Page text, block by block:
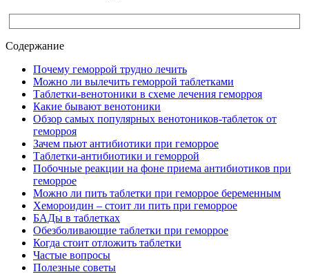
Содержание
Почему геморрой трудно лечить
Можно ли вылечить геморрой таблетками
Таблетки-венотоники в схеме лечения геморроя
Какие бывают венотоники
Обзор самых популярных венотоников-таблеток от
геморроя
Зачем пьют антибиотики при геморрое
Таблетки-антибиотики и геморрой
Побочные реакции на фоне приема антибиотиков при
геморрое
Можно ли пить таблетки при геморрое беременным
Хемороидин – стоит ли пить при геморрое
БАДы в таблетках
Обезболивающие таблетки при геморрое
Когда стоит отложить таблетки
Частые вопросы
Полезные советы